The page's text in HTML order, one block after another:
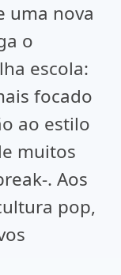
uma nova
o
escola:
focado
ao estilo
muitos
. Aos
pop,